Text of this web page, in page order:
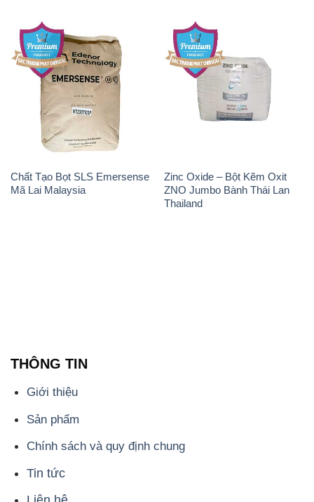
Chất Tạo Bọt SLS Emersense
Mã Lai Malaysia
Zinc Oxide – Bột Kẽm Oxit
ZNO Jumbo Bành Thái Lan
Thailand
THÔNG TIN
Giới thiệu
Sản phẩm
Chính sách và quy định chung
Tin tức